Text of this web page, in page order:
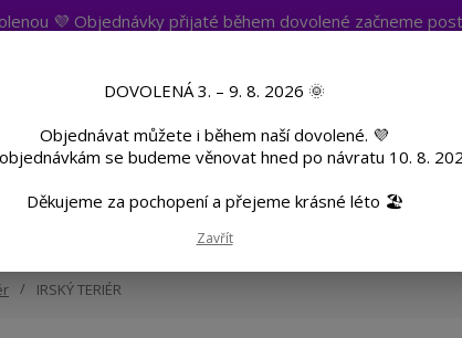
💜 Objednávky přijaté během dovolené začneme
IRSKÝ TERIÉR
DOVOLENÁ 3. – 9. 8. 2026 🌞
Objednávat můžete i během naší dovolené. 💜
se budeme věnovat hned po návratu 10. 8.
Děkujeme za pochopení a přejeme krásné léto 🏖️
Zavřít